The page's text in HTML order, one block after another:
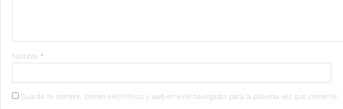
Nombre *
Guarda mi nombre, correo electrónico y web en este navegador para la próxima vez que comente.